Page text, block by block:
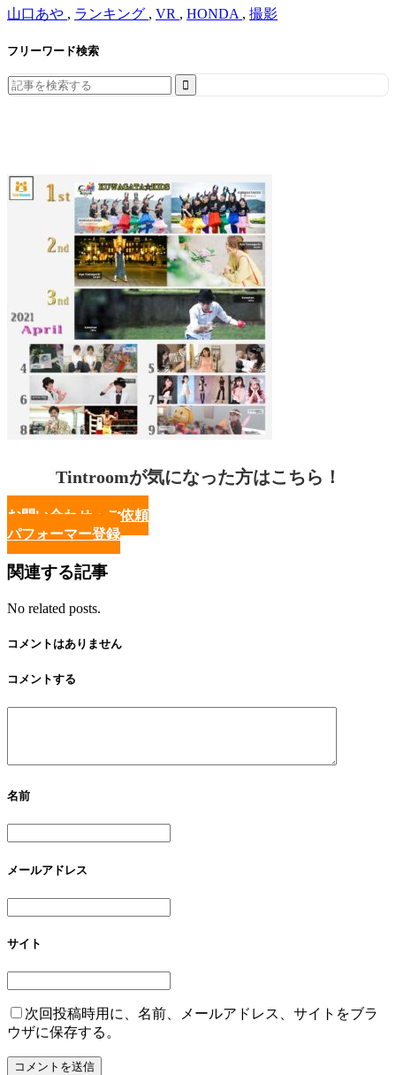
山口あや , ランキング , VR , HONDA , 撮影
フリーワード検索
Search
for:
Tintroomが気になった方はこちら！
お問い合わせ・ご依頼
パフォーマー登録
関連する記事
No related posts.
コメントはありません
コメントする
名前
メールアドレス
サイト
次回投稿時用に、名前、メールアドレス、サイトをブラ
ウザに保存する。